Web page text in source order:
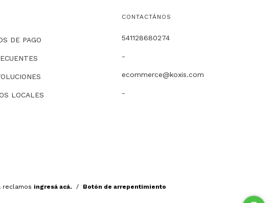
DE PAGO
LOCALES
CONTACTÁNOS
541128680274
-
ecommerce@koxis.com
-
reclamos ingresá acá. / Botón de arrepentimiento